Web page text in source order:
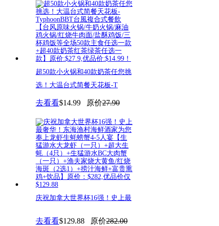
超50款小火锅和40款奶茶任您挑
选！大温台式简餐天花板-T
去看看$14.99 原价27.90
庆祝加拿大世界杯16强！史上最
去看看$129.88 原价282.00